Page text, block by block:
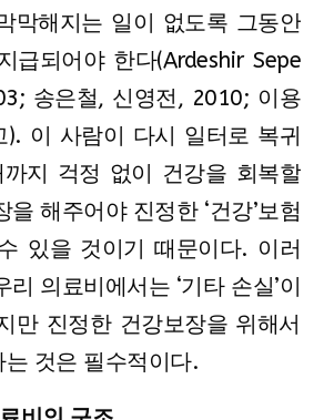
막해지는 일이 없도록 그동안
급되어야 한다(Ardeshir Sepe
송은철, 신영전, 2010; 이용
이 사람이 다시 일터로 복귀
지 걱정 없이 건강을 회복할
을 해주어야 진정한 ‘건강’보험
있을 것이기 때문이다. 이러
의료비에서는 ‘기타 손실’이
만 진정한 건강보장을 위해서
는 것은 필수적이다.